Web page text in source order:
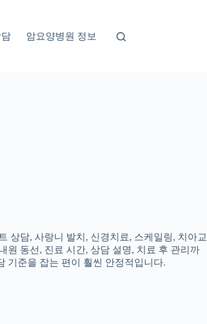
암요양병원 정보
상담, 사랑니 발치, 신경치료, 스케일링, 치아교
원 동선, 진료 시간, 상담 설명, 치료 후 관리까
기준을 잡는 편이 훨씬 안정적입니다.